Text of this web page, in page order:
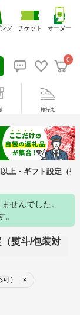
0
グ チケット オーダー
旅行先
上・ギフト設定（
せんでした。
。
熨斗/包装対
） ×